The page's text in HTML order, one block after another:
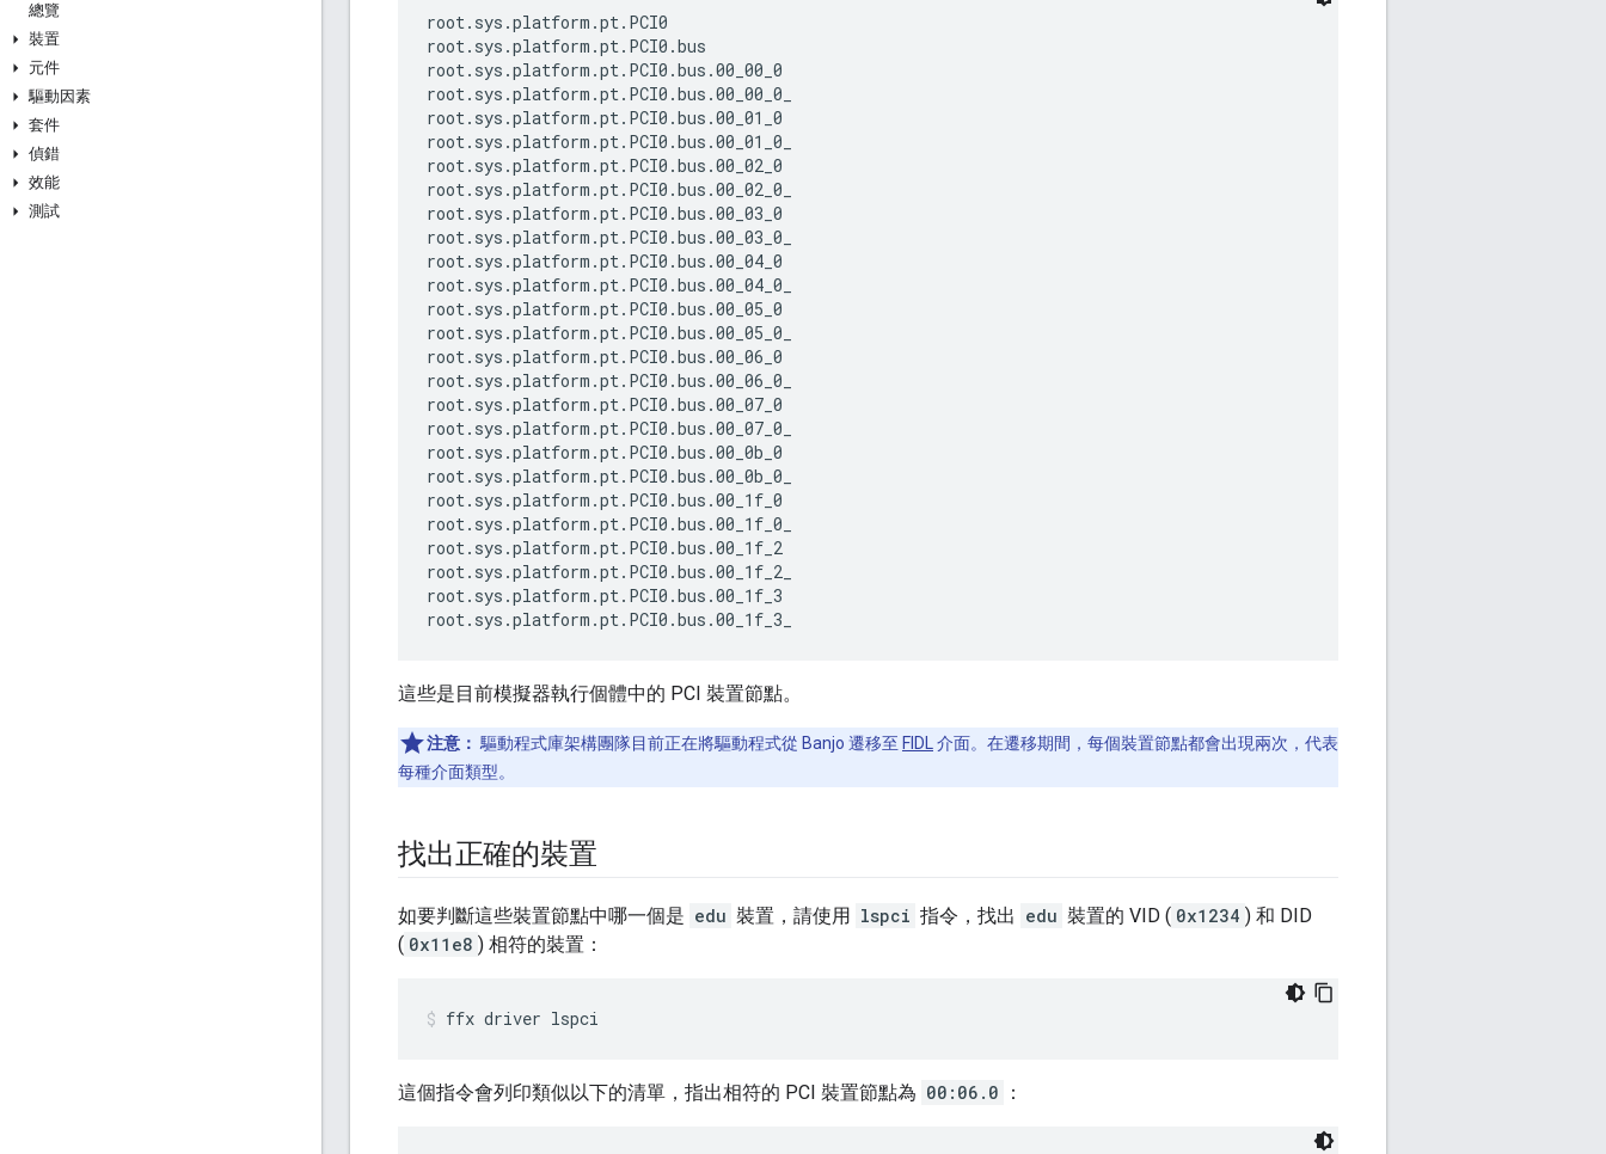
總覽
裝置
元件
驅動因素
套件
偵錯
效能
測試
root.sys.platform.pt.PCI0
root.sys.platform.pt.PCI0.bus
root.sys.platform.pt.PCI0.bus.00_00_0
root.sys.platform.pt.PCI0.bus.00_00_0_
root.sys.platform.pt.PCI0.bus.00_01_0
root.sys.platform.pt.PCI0.bus.00_01_0_
root.sys.platform.pt.PCI0.bus.00_02_0
root.sys.platform.pt.PCI0.bus.00_02_0_
root.sys.platform.pt.PCI0.bus.00_03_0
root.sys.platform.pt.PCI0.bus.00_03_0_
root.sys.platform.pt.PCI0.bus.00_04_0
root.sys.platform.pt.PCI0.bus.00_04_0_
root.sys.platform.pt.PCI0.bus.00_05_0
root.sys.platform.pt.PCI0.bus.00_05_0_
root.sys.platform.pt.PCI0.bus.00_06_0
root.sys.platform.pt.PCI0.bus.00_06_0_
root.sys.platform.pt.PCI0.bus.00_07_0
root.sys.platform.pt.PCI0.bus.00_07_0_
root.sys.platform.pt.PCI0.bus.00_0b_0
root.sys.platform.pt.PCI0.bus.00_0b_0_
root.sys.platform.pt.PCI0.bus.00_1f_0
root.sys.platform.pt.PCI0.bus.00_1f_0_
root.sys.platform.pt.PCI0.bus.00_1f_2
root.sys.platform.pt.PCI0.bus.00_1f_2_
root.sys.platform.pt.PCI0.bus.00_1f_3
這些是目前模擬器執行個體中的 PCI 裝置節點。
注意： 驅動程式庫架構團隊目前正在將驅動程式從 Banjo 遷移至 FIDL
介面。在遷移期間，每個裝置節點都會出現兩次，代表
每種介面類型。
找出正確的裝置
如要判斷這些裝置節點中哪一個是 edu 裝置，請使用 lspci 指令，找出 edu 裝置的 VID ( 0x1234 ) 和 DID
( 0x11e8 ) 相符的裝置：
ffx driver lspci
這個指令會列印類似以下的清單，指出相符的 PCI 裝置節點為 00:06.0 ：